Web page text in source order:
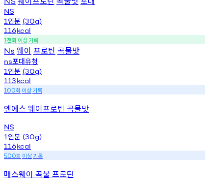
NS
1 인분 (30g)
116kcal
1천회 이상기록
Ns 웨이 프로틴 곡물맛
ns포대유청
1 인분 (30g)
113kcal
100회 이상기록
엔에스 웨이프로틴 곡물맛
NS
1 인분 (30g)
116kcal
500회 이상기록
매스웨이 곡물 프로틴